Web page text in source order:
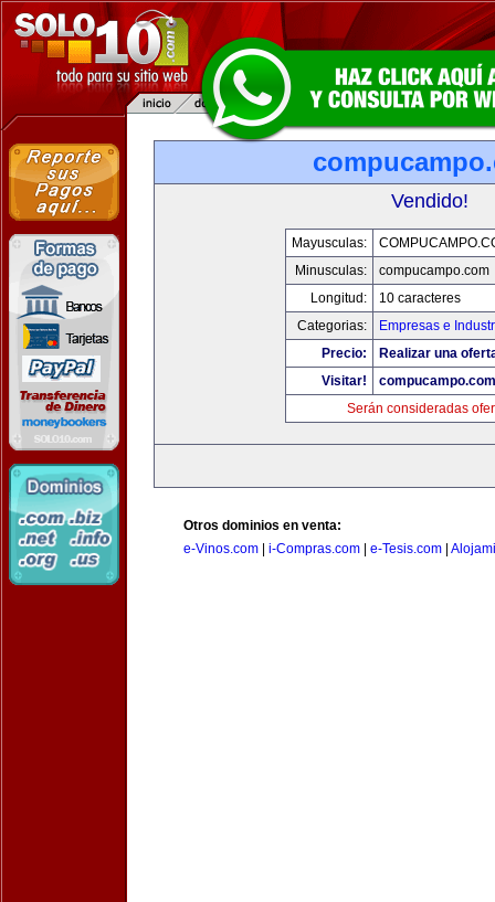
Vendido!
Mayusculas:
Minusculas:
compucampo.com
Longitud:
10 caracteres
Categorias:
Empresas e
Precio:
Realizar una
Visitar!
compucampo.com
Serán consideradas
Otros dominios en venta:
e-Vinos.com
i-Compras.com e-Tesis.com